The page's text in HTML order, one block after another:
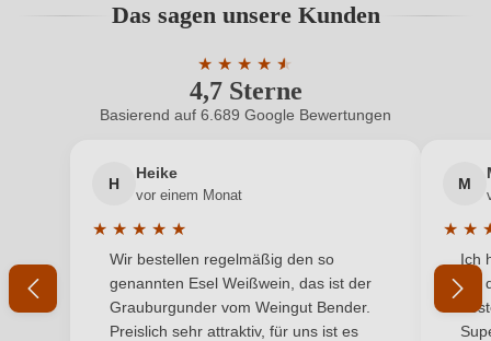
Jahrgang 2024
Land Italien
Benutzern abgegeben werden. Bitte loggen Sie sich
Neuer Kunde? Neuer Kunde?
Ihre E-Mail-Adresse
Ihr Passwort
Ich habe mein Passwort vergessen
Das sagen unsere Kunden
4,7 Sterne
★ ★ ★ ★ ★
★
Durchschnittliche Bewertung von 4.7
Basierend auf 6.689 Google Bewertungen
H
Heike
vor einem Monat
★ ★ ★ ★ ★
Durchschnittliche Bewertung von 5 von 5 Sternen
Wir bestellen regelmäßig den so
genannten Esel Weißwein, das ist der
Grauburgunder vom Weingut Bender.
Preislich sehr attraktiv, für uns ist es
M
★ ★
Ich
mit